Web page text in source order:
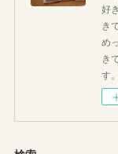
好
き
め
き
す。